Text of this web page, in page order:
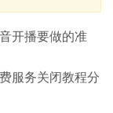
开播要做的准
服务关闭教程分